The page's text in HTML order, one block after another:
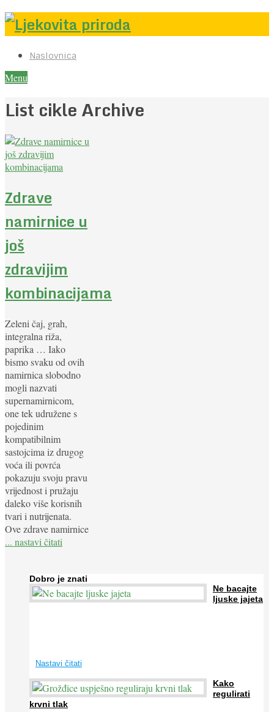
Naslovnica
Menu
List cikle Archive
Zdrave
namirnice u
još
zdravijim
kombinacijama
Zeleni čaj, grah,
integralna riža,
paprika … Iako
bismo svaku od ovih
namirnica slobodno
mogli nazvati
supernamirnicom,
one tek udružene s
pojedinim
kompatibilnim
sastojcima iz drugog
voća ili povrća
pokazuju svoju pravu
vrijednost i pružaju
daleko više korisnih
tvari i nutrijenata.
Ove zdrave namirnice
... nastavi čitati
Dobro je znati
Ne bacajte
ljuske jajeta
Nastavi čitati
Kako
regulirati
krvni tlak